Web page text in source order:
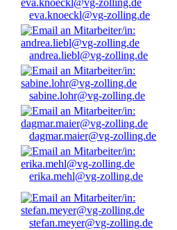
eva.knoeckl@vg-zolling.de
andrea.liebl@vg-zolling.de
sabine.lohr@vg-zolling.de
dagmar.maier@vg-zolling.de
erika.mehl@vg-zolling.de
stefan.meyer@vg-zolling.de